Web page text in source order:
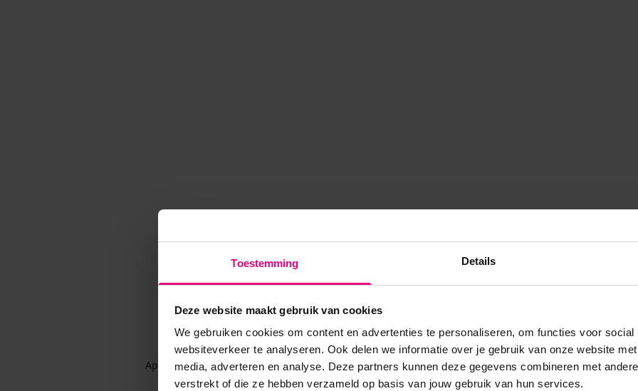
Toestemming Details
Deze website maakt gebruik van cookies
We gebruiken cookies om content en advertenties te personaliseren, om functies voor
websiteverkeer te analyseren. Ook delen we informatie over je gebruik van onze website
media, adverteren en analyse. Deze partners kunnen deze gegevens combineren met
verstrekt of die ze hebben verzameld op basis van jouw gebruik van hun services.
Application error: a client-side exception has occurred while loadingwww.voordeeluitjes.nl (see the